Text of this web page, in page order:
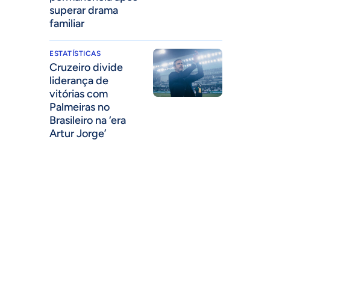
superar drama
familiar
ESTATÍSTICAS
Cruzeiro divide
liderança de
vitórias com
Palmeiras no
Brasileiro na ‘era
Artur Jorge’